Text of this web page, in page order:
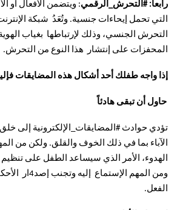
رابعاً: #التحرش_الرقمي: ويتضمن الأفعال أو
التي تحمل إيحاءات جنسية. وتُعَدُ شبكة
التحرش الجنسي، وذلك لإرتباطها بغياب
المحفزات على إنتشار هذا النوع من التحرش.
إذا واجه طفلك أحد أشكال هذه المضايقات
حاول أن تبقى هادئاً
تؤدي حوادث #المضايقات_الإلكترونية إلى
الآباء بما في ذلك الخوف والقلق. ولكن من
الهدوء، الأمر الذي سيساعد الطفل على
ومن المهم
الفعل.